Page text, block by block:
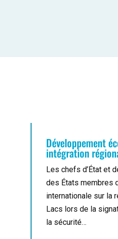
Développement
intégration
Les chefs d’État et
des États membres
internationale sur la
Lacs lors de la
la sécurité…